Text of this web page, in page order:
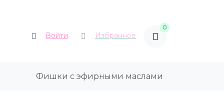
Войти Избранное
0
Фишки с эфирными маслами